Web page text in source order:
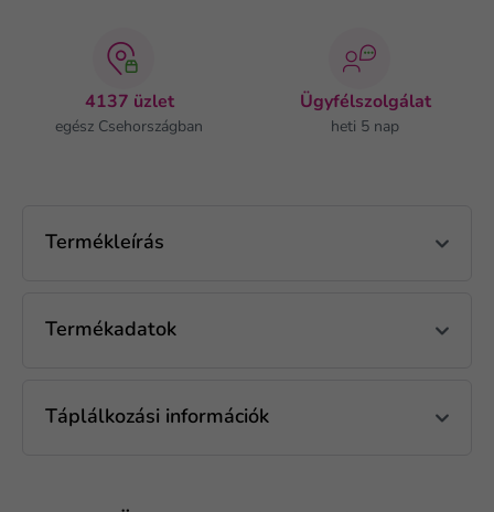
4137 üzlet
egész Csehországban
Ügyfélszolgálat
heti 5 nap
Termékleírás
Termékadatok
Táplálkozási információk